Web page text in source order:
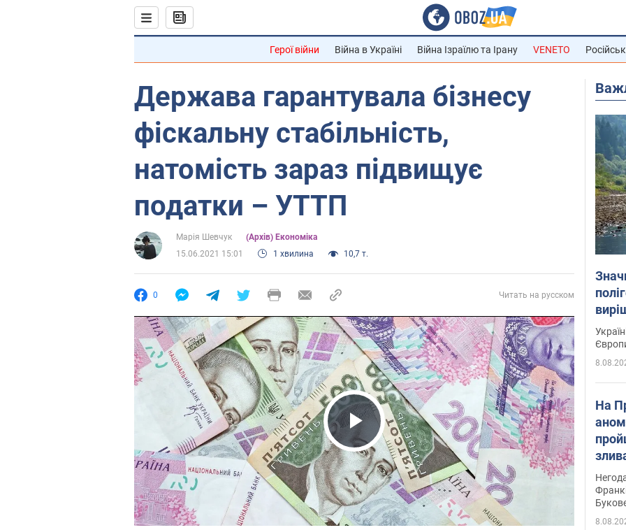
Герої війни Війна в Україні Війна Ізраїлю та Ірану VENETO
Держава гарантувала бізнесу
фіскальну стабільність,
натомість зараз підвищує
податки – УТТП
Марія Шевчук
(Архів) Економіка
15.06.2021 15:01
1 хвилина 10,7 т.
0 Читать на русском
Play Video
На